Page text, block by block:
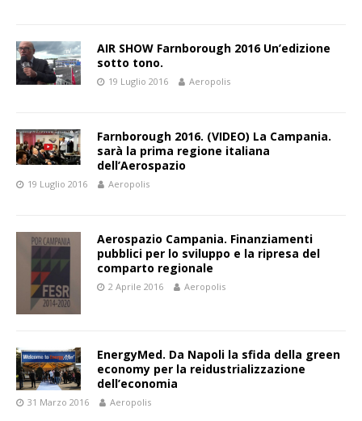
AIR SHOW Farnborough 2016 Un’edizione
sotto tono.
19 Luglio 2016 Aeropolis
Farnborough 2016. (VIDEO) La Campania.
sarà la prima regione italiana
dell’Aerospazio
19 Luglio 2016 Aeropolis
Aerospazio Campania. Finanziamenti
pubblici per lo sviluppo e la ripresa del
comparto regionale
2 Aprile 2016 Aeropolis
EnergyMed. Da Napoli la sfida della green
economy per la reidustrializzazione
dell’economia
31 Marzo 2016 Aeropolis